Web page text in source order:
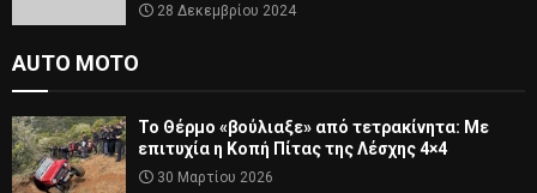
28 Δεκεμβρίου 2024
AUTO MOTO
Το Θέρμο «βούλιαξε» από τετρακίνητα: Με
επιτυχία η Κοπή Πίτας της Λέσχης 4×4
30 Μαρτίου 2026